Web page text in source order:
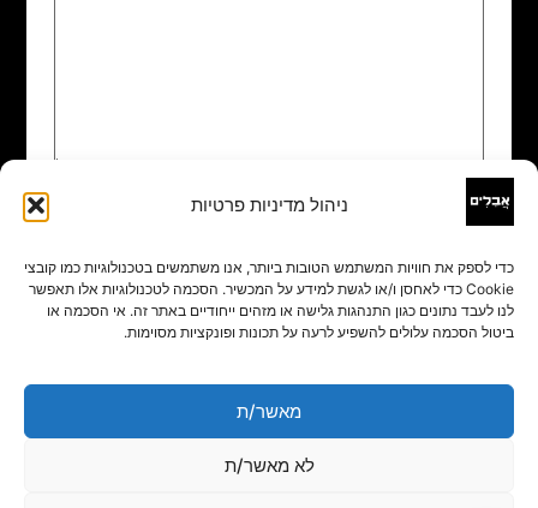
ניהול מדיניות פרטיות
כדי לספק את חוויות המשתמש הטובות ביותר, אנו משתמשים בטכנולוגיות כמו קובצי
Cookie כדי לאחסן ו/או לגשת למידע על המכשיר. הסכמה לטכנולוגיות אלו תאפשר
לנו לעבד נתונים כגון התנהגות גלישה או מזהים ייחודיים באתר זה. אי הסכמה או
ביטול הסכמה עלולים להשפיע לרעה על תכונות ופונקציות מסוימות.
מאשר/ת
לא מאשר/ת
שם
אימייל*